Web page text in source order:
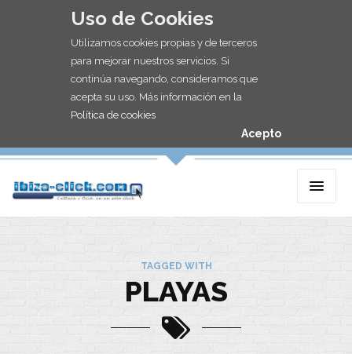
Uso de Cookies
Utilizamos cookies propias y de terceros
para mejorar nuestros servicios. Si
continúa navegando, consideramos que
acepta su uso. Más información en la
Política de cookies
Acepto
TAGGED WITH
PLAYAS